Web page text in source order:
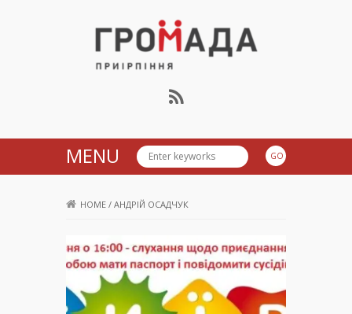
Громада Приірпіння
MENU
HOME / АНДРІЙ ОСАДЧУК